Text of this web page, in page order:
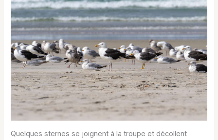
Quelques sternes se joignent à la troupe et décollent